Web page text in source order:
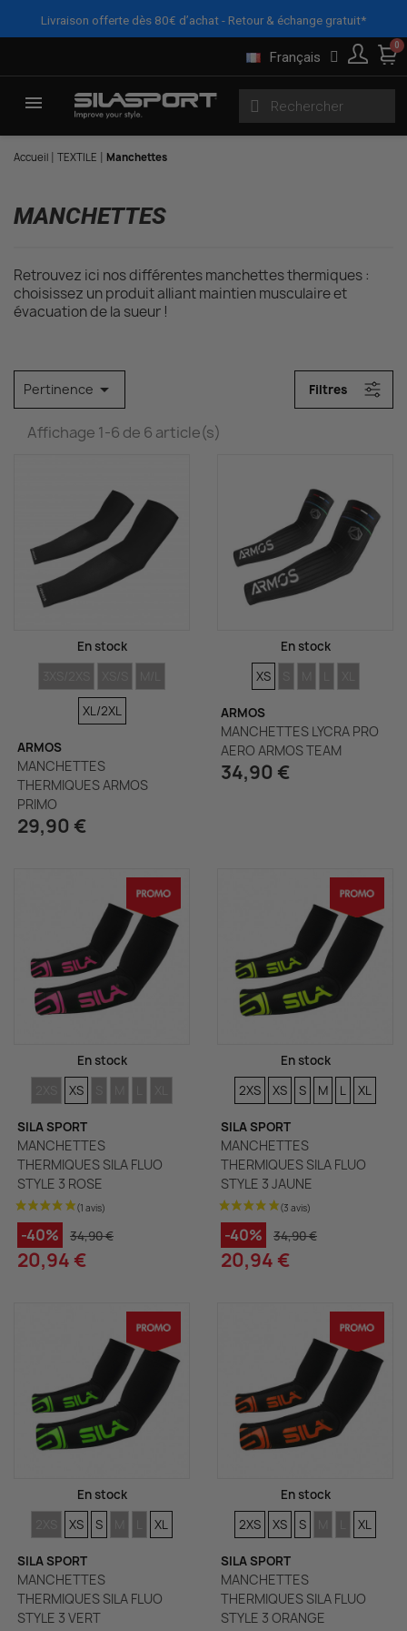
Livraison offerte dès 80€ d’achat - Retour & échange gratuit*
Français
Accueil TEXTILE Manchettes
FILTRES X
MANCHETTES
Retrouvez ici nos différentes manchettes thermiques :
choisissez un produit alliant maintien musculaire et
évacuation de la sueur !
Pertinence  Filtres
Affichage 1-6 de 6 article(s)
En stock
TAILLES TAILLESTAILLES
XL/2XL
ARMOS
MANCHETTES
THERMIQUES ARMOS
PRIMO
29,90 €
En stock
TAILLES
XS TAILLES
TAILLES
TAILLES
TAILLES
ARMOS
MANCHETTES LYCRA PRO
AERO ARMOS TEAM
34,90 €
En stock
TAILLESTAILLES
XS TAILLES
TAILLES
TAILLES
TAILLES
SILA SPORT
MANCHETTES
THERMIQUES SILA FLUO
STYLE 3 ROSE
-40% 34,90 €
20,94 €
En stock
TAILLES
2XS TAILLES
XS TAILLES
S TAILLES
M TAILLES
L XL
SILA SPORT
MANCHETTES
THERMIQUES SILA FLUO
STYLE 3 JAUNE
-40% 34,90 €
20,94 €
En stock
TAILLESTAILLES
XS TAILLES
S TAILLES
TAILLES
TAILLES
XL
SILA SPORT
MANCHETTES
THERMIQUES SILA FLUO
STYLE 3 VERT
En stock
TAILLES
2XS TAILLES
XS TAILLES
S TAILLES
TAILLES
XL
SILA SPORT
MANCHETTES
THERMIQUES SILA FLUO
STYLE 3 ORANGE